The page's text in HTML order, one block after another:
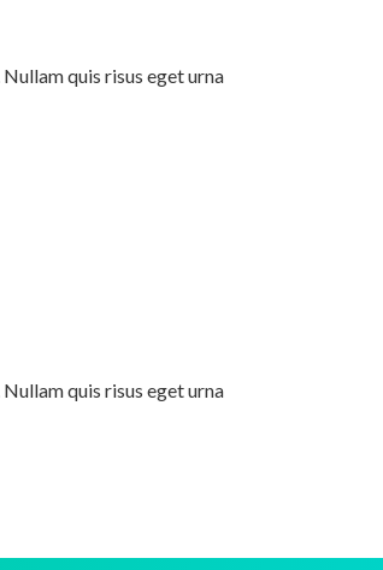
quis risus eget urna
quis risus eget urna